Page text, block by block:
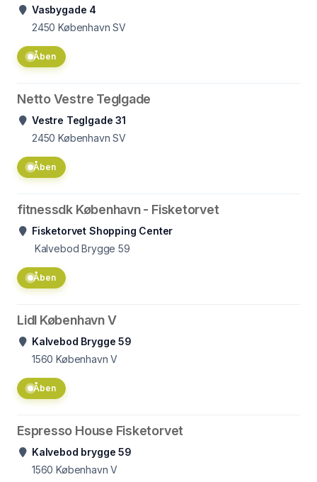
Vasbygade 4
2450 København SV
Åben
Netto Vestre Teglgade
Vestre Teglgade 31
2450 København SV
Åben
fitnessdk København - Fisketorvet
Fisketorvet Shopping Center
Kalvebod Brygge 59
Åben
Lidl København V
Kalvebod Brygge 59
1560 København V
Åben
Espresso House Fisketorvet
Kalvebod brygge 59
1560 København V